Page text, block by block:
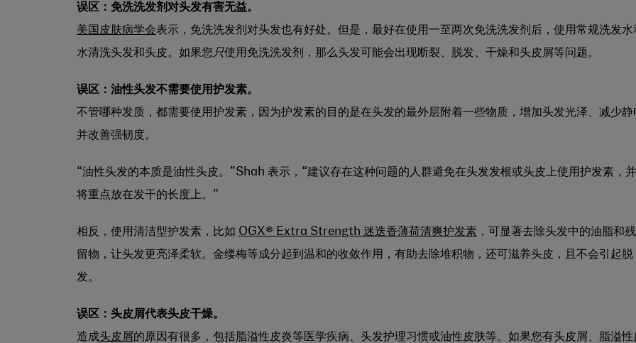
误区：免洗洗发剂对头发有害无益。
美国皮肤病学会表示，免洗洗发剂对头发也有好处。但是，最好在使用一至两次免洗洗发剂后，使用常规洗发水
水清洗头发和头皮。如果您 只使用免洗洗发剂，那么头发可能会出现断裂、脱发、干燥和头皮屑等问题。
误区：油性头发不需要使用护发素。
不管哪种发质，都需要使用护发素，因为护发素的目的是在头发的最外层附着一些物质，增加头发光泽、减少静
并改善强韧度。
“油性头发的本质是油性头皮。”Shah 表示，“建议存在这种问题的人群避免在头发发根或头皮上使用护发素，并
将重点放在发干的长度上。”
相反，使用清洁型护发素，比如 OGX® Extra Strength 迷迭香薄荷清爽护发素 ，可显著去除头发中的油脂和残
留物，让头发更亮泽柔软。金缕梅等成分起到温和的收敛作用，有助去除堆积物，还可滋养头皮，且不会引起脱
发。
误区：头皮屑代表头皮干燥。
造成头皮屑的原因有很多，包括脂溢性皮炎等医学疾病、头发护理习惯或油性皮肤等。如果您有头皮屑、脂溢性